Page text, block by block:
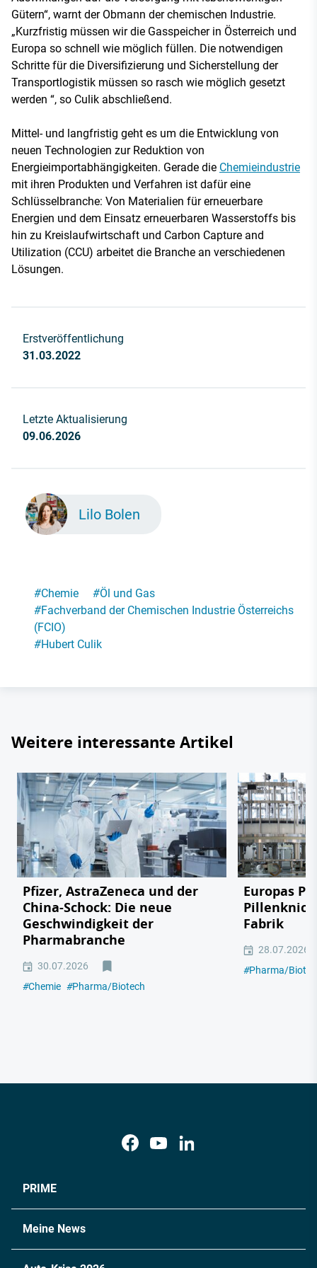
Gütern“, warnt der Obmann der chemischen Industrie.
„Kurzfristig müssen wir die Gasspeicher in Österreich und
Europa so schnell wie möglich füllen. Die notwendigen
Schritte für die Diversifizierung und Sicherstellung der
Transportlogistik müssen so rasch wie möglich gesetzt
werden “, so Culik abschließend.
Mittel- und langfristig geht es um die Entwicklung von
neuen Technologien zur Reduktion von
Energieimportabhängigkeiten. Gerade die Chemieindustrie
mit ihren Produkten und Verfahren ist dafür eine
Schlüsselbranche: Von Materialien für erneuerbare
Energien und dem Einsatz erneuerbaren Wasserstoffs bis
hin zu Kreislaufwirtschaft und Carbon Capture and
Utilization (CCU) arbeitet die Branche an verschiedenen
Lösungen.
Erstveröffentlichung
31.03.2022
Letzte Aktualisierung
09.06.2026
Lilo Bolen
#Chemie #Öl und Gas
#Fachverband der Chemischen Industrie Österreichs
(FCIO)
#Hubert Culik
Weitere interessante Artikel
Pfizer, AstraZeneca und der
China-Schock: Die neue
Geschwindigkeit der
Pharmabranche
30.07.2026
#Chemie #Pharma/Biotech
Europas
Fabrik
28.07.2026
#Pharma/
PRIME
Meine News